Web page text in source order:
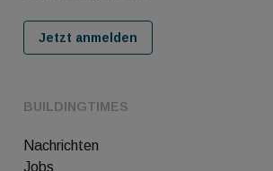
BUILDINGTIMES
Nachrichten
Jobs
Jetzt anmelden